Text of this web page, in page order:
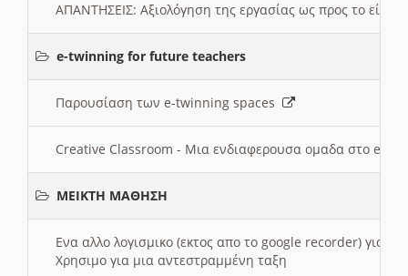
ΑΠΑΝΤΗΣΕΙΣ: Αξιολόγηση της εργασίας ως προς το
e-twinning for future teachers
Παρουσίαση των e-twinning spaces
Creative Classroom - Μια ενδιαφερουσα ομαδα στο e-
ΜΕΙΚΤΗ ΜΑΘΗΣΗ
Ενα αλλο λογισμικο (εκτος απο το google recorder) για
Χρησιμο για μια αντεστραμμένη ταξη